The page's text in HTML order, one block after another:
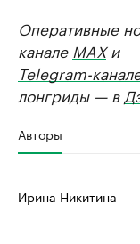
Оперативные
канале MAXи
Telegram-
лонгриды — в
Авторы
Ирина Никитина